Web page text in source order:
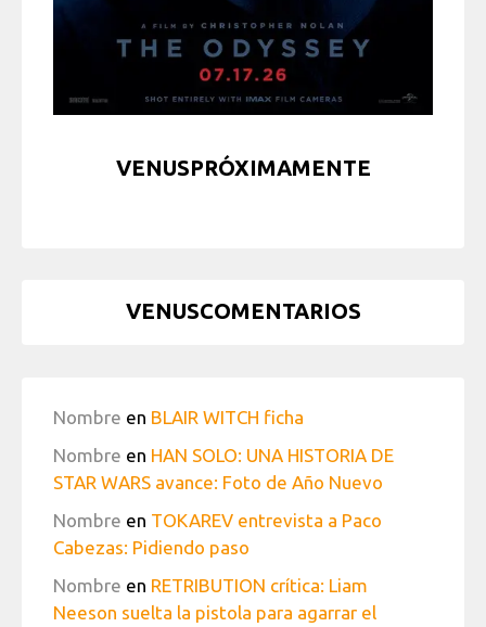
VENUSPRÓXIMAMENTE
VENUSCOMENTARIOS
Nombre en BLAIR WITCH ficha
Nombre en HAN SOLO: UNA HISTORIA DE
STAR WARS avance: Foto de Año Nuevo
Nombre en TOKAREV entrevista a Paco
Cabezas: Pidiendo paso
Nombre en RETRIBUTION crítica: Liam
Neeson suelta la pistola para agarrar el